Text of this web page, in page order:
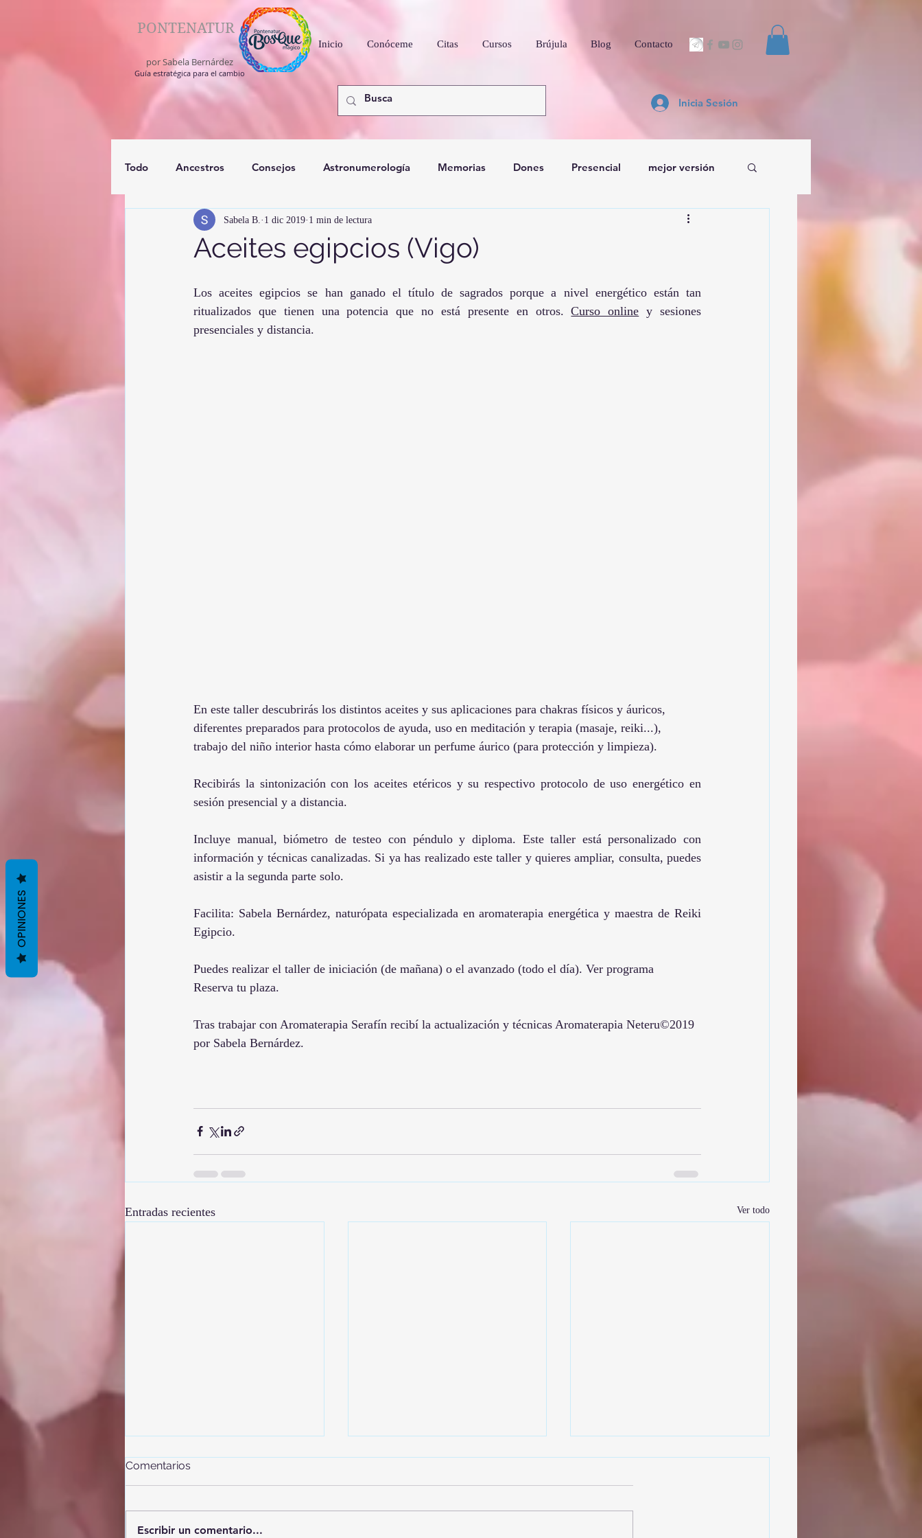
PONTENATUR
por Sabela Bernárdez
Guía estratégica para el cambio
Inicio Conóceme Citas Cursos Brújula Blog Contacto
Inicia Sesión
Todo Ancestros Consejos Astronumerología Memorias Dones Presencial mejor versión
registros akashico mediumnidad
Aceites egipcios (Vigo)
Sabela B. 1 dic 2019 1 min de lectura
Los aceites egipcios se han ganado el título de sagrados porque a nivel energético están tan
ritualizados que tienen una potencia que no está presente en otros. Curso online y sesiones
presenciales y distancia.
En este taller descubrirás los distintos aceites y sus aplicaciones para chakras físicos y áuricos,
diferentes preparados para protocolos de ayuda, uso en meditación y terapia (masaje, reiki...),
trabajo del niño interior hasta cómo elaborar un perfume áurico (para protección y limpieza).
Recibirás la sintonización con los aceites etéricos y su respectivo protocolo de uso energético en
sesión presencial y a distancia.
Incluye manual, biómetro de testeo con péndulo y diploma. Este taller está personalizado con
información y técnicas canalizadas. Si ya has realizado este taller y quieres ampliar, consulta, puedes
asistir a la segunda parte solo.
Facilita: Sabela Bernárdez, naturópata especializada en aromaterapia energética y maestra de Reiki
Egipcio.
Puedes realizar el taller de iniciación (de mañana) o el avanzado (todo el día). Ver programa
Reserva tu plaza.
Tras trabajar con Aromaterapia Serafín recibí la actualización y técnicas Aromaterapia Neteru©2019
por Sabela Bernárdez.
Entradas recientes Ver todo
Comentarios
Escribir un comentario...
OPINIONES